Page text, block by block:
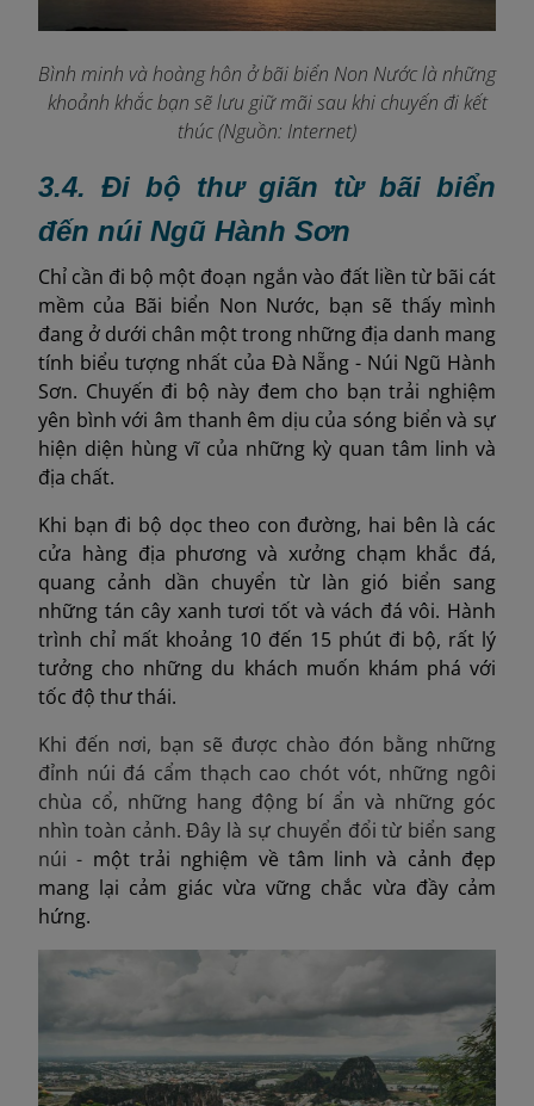
Bình minh và hoàng hôn ở bãi biển Non Nước là những
khoảnh khắc bạn sẽ lưu giữ mãi sau khi chuyến đi kết
thúc (Nguồn: Internet)
3.4. Đi bộ thư giãn từ bãi biển
đến núi Ngũ Hành Sơn
Chỉ cần đi bộ một đoạn ngắn vào đất liền từ bãi cát
mềm của Bãi biển Non Nước, bạn sẽ thấy mình
đang ở dưới chân một trong những địa danh mang
tính biểu tượng nhất của Đà Nẵng - Núi Ngũ Hành
Sơn. Chuyến đi bộ này đem cho bạn trải nghiệm
yên bình với âm thanh êm dịu của sóng biển và sự
hiện diện hùng vĩ của những kỳ quan tâm linh và
địa chất.
Khi bạn đi bộ dọc theo con đường, hai bên là các
cửa hàng địa phương và xưởng chạm khắc đá,
quang cảnh dần chuyển từ làn gió biển sang
những tán cây xanh tươi tốt và vách đá vôi. Hành
trình chỉ mất khoảng 10 đến 15 phút đi bộ, rất lý
tưởng cho những du khách muốn khám phá với
tốc độ thư thái.
Khi đến nơi, bạn sẽ được chào đón bằng những
đỉnh núi đá cẩm thạch cao chót vót, những ngôi
chùa cổ, những hang động bí ẩn và những góc
nhìn toàn cảnh. Đây là sự chuyển đổi từ biển sang
núi - một trải nghiệm về tâm linh và cảnh đẹp
mang lại cảm giác vừa vững chắc vừa đầy cảm
hứng.